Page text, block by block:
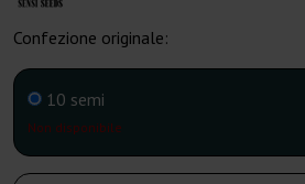
Confezione originale:
10 semi
Non disponibile